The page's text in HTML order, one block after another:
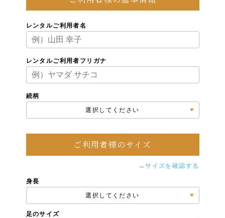
レンタルご利用者名
レンタルご利用者フリガナ
続柄
選択してください
ご利用者様のサイズ
→サイズを確認する
身長
選択してください
足のサイズ